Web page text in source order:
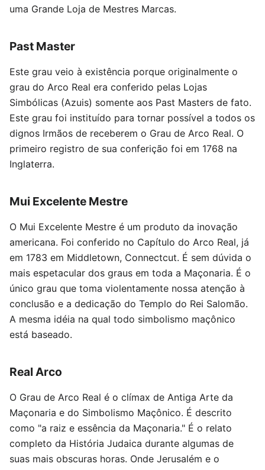
uma Grande Loja de Mestres Marcas.
Past Master
Este grau veio à existência porque originalmente o
grau do Arco Real era conferido pelas Lojas
Simbólicas (Azuis) somente aos Past Masters de fato.
Este grau foi instituído para tornar possível a todos os
dignos Irmãos de receberem o Grau de Arco Real. O
primeiro registro de sua conferição foi em 1768 na
Inglaterra.
Mui Excelente Mestre
O Mui Excelente Mestre é um produto da inovação
americana. Foi conferido no Capítulo do Arco Real, já
em 1783 em Middletown, Connectcut. É sem dúvida o
mais espetacular dos graus em toda a Maçonaria. É o
único grau que toma violentamente nossa atenção à
conclusão e a dedicação do Templo do Rei Salomão.
A mesma idéia na qual todo simbolismo maçônico
está baseado.
Real Arco
O Grau de Arco Real é o clímax de Antiga Arte da
Maçonaria e do Simbolismo Maçônico. É descrito
como "a raiz e essência da Maçonaria." É o relato
completo da História Judaica durante algumas de
suas mais obscuras horas. Onde Jerusalém e o